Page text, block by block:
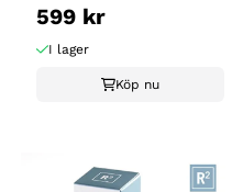
599 kr
I lager
Köp nu